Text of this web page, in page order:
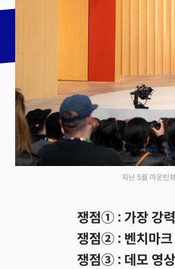
지난 5월 마운틴
쟁점① : 가장 강
쟁점② : 벤치마크
쟁점③ : 데모 영